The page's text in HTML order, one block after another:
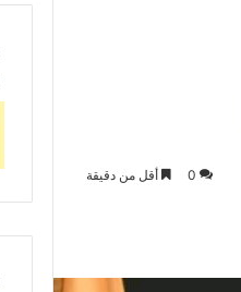
0 أقل من دقيقة